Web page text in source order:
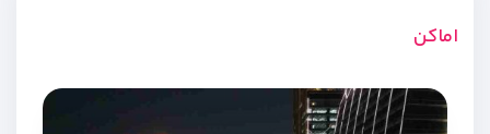
اماکن